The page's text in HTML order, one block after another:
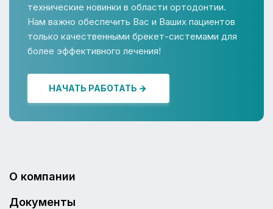
технические новинки в области ортодонтии.
Нам важно обеспечить Вас и Ваших пациентов
только качественными брекет-системами для
более эффективного лечения!
НАЧАТЬ РАБОТАТЬ
О компании
Документы